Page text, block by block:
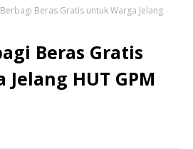
Beras Gratis untuk Warga Jelang
Beras Gratis
HUT GPM